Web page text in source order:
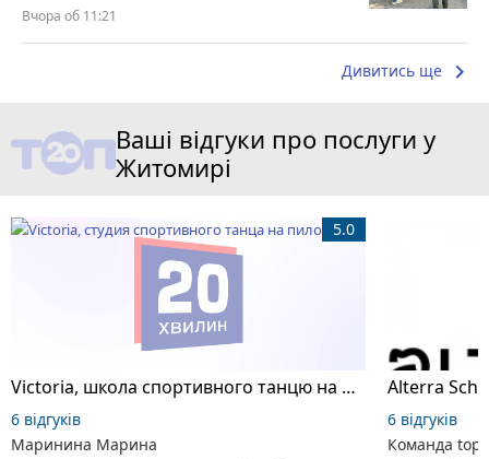
Вчора об 11:21
Дивитись ще keyboard_arrow_right
Ваші відгуки про послуги у
Житомирі
Victoria, школа спортивного танцю на пілоні
5.0
6 відгуків
Маринина Марина
6 відгуків
Команда